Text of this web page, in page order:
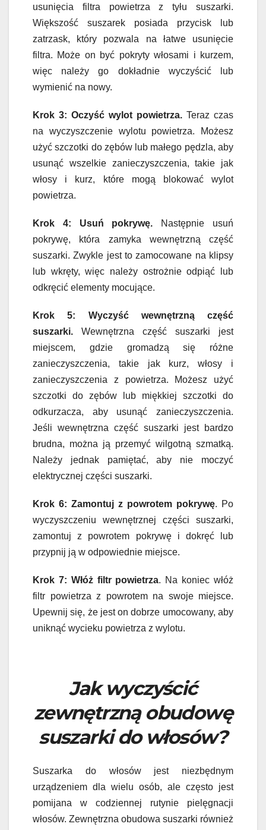
usunięcia filtra powietrza z tyłu suszarki.
Większość suszarek posiada przycisk lub
zatrzask, który pozwala na łatwe usunięcie
filtra. Może on być pokryty włosami i kurzem,
więc należy go dokładnie wyczyścić lub
wymienić na nowy.
Krok 3: Oczyść wylot powietrza. Teraz czas
na wyczyszczenie wylotu powietrza. Możesz
użyć szczotki do zębów lub małego pędzla, aby
usunąć wszelkie zanieczyszczenia, takie jak
włosy i kurz, które mogą blokować wylot
powietrza.
Krok 4: Usuń pokrywę. Następnie usuń
pokrywę, która zamyka wewnętrzną część
suszarki. Zwykle jest to zamocowane na klipsy
lub wkręty, więc należy ostrożnie odpiąć lub
odkręcić elementy mocujące.
Krok 5: Wyczyść wewnętrzną część
suszarki. Wewnętrzna część suszarki jest
miejscem, gdzie gromadzą się różne
zanieczyszczenia, takie jak kurz, włosy i
zanieczyszczenia z powietrza. Możesz użyć
szczotki do zębów lub miękkiej szczotki do
odkurzacza, aby usunąć zanieczyszczenia.
Jeśli wewnętrzna część suszarki jest bardzo
brudna, można ją przemyć wilgotną szmatką.
Należy jednak pamiętać, aby nie moczyć
elektrycznej części suszarki.
Krok 6: Zamontuj z powrotem pokrywę. Po
wyczyszczeniu wewnętrznej części suszarki,
zamontuj z powrotem pokrywę i dokręć lub
przypnij ją w odpowiednie miejsce.
Krok 7: Włóż filtr powietrza. Na koniec włóż
filtr powietrza z powrotem na swoje miejsce.
Upewnij się, że jest on dobrze umocowany, aby
uniknąć wycieku powietrza z wylotu.
Jak wyczyścić
zewnętrzną obudowę
suszarki do włosów?
Suszarka do włosów jest niezbędnym
urządzeniem dla wielu osób, ale często jest
pomijana w codziennej rutynie pielęgnacji
włosów. Zewnętrzna obudowa suszarki również